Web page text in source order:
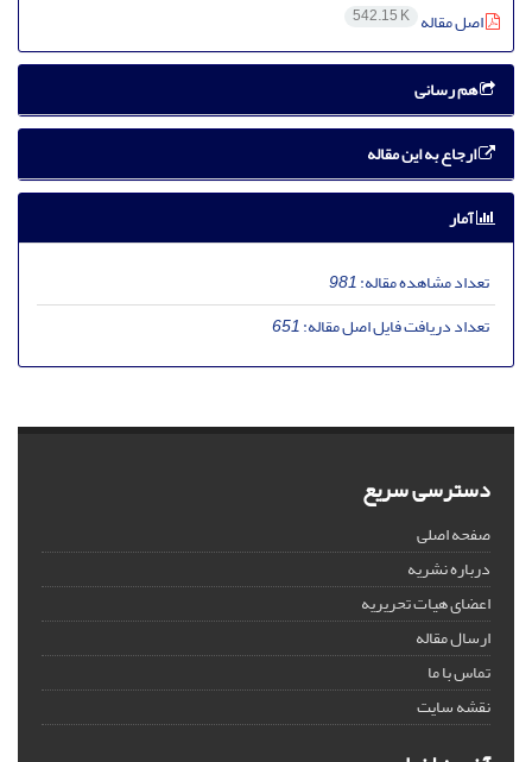
اصل مقاله 542.15 K
هم رسانی
ارجاع به این مقاله
آمار
تعداد مشاهده مقاله:981
تعداد دریافت فایل اصل مقاله:651
دسترسی سریع
صفحه اصلی
درباره نشریه
اعضای هیات تحریریه
ارسال مقاله
تماس با ما
نقشه سایت